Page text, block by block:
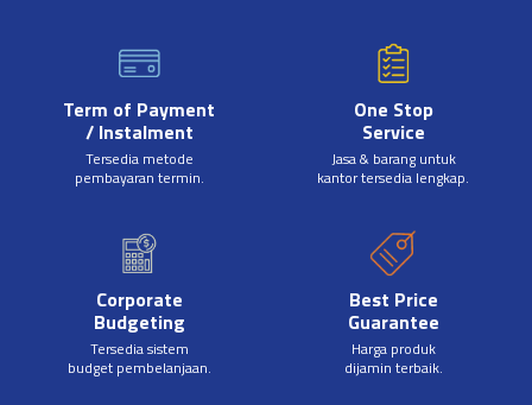
Term of Payment
/ Instalment
Tersedia metode
pembayaran termin.
One Stop
Service
Jasa & barang untuk
kantor tersedia lengkap.
Corporate
Budgeting
Tersedia sistem
budget pembelanjaan.
Best Price
Guarantee
Harga produk
dijamin terbaik.